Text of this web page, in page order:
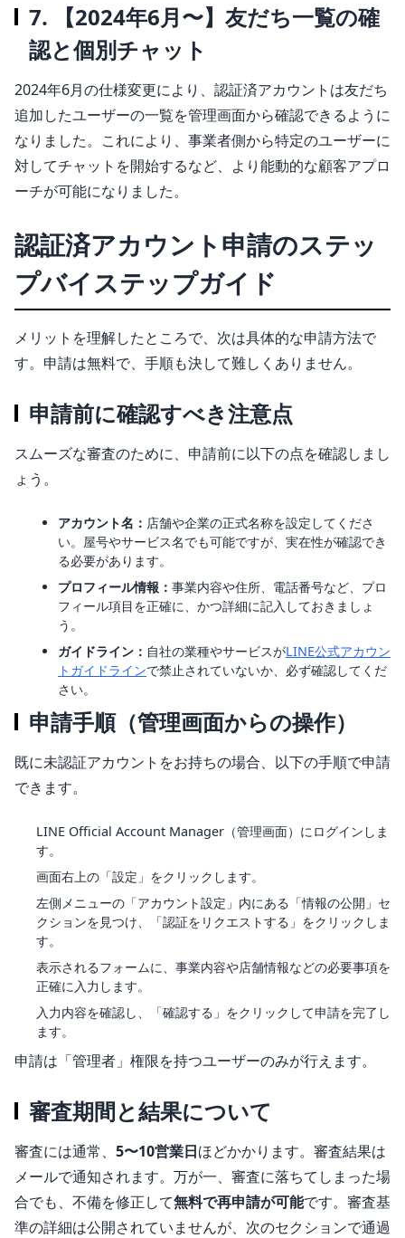
7. 【2024年6月〜】友だち一覧の確
認と個別チャット
2024年6月の仕様変更により、認証済アカウントは友だち
追加したユーザーの一覧を管理画面から確認できるように
なりました。これにより、事業者側から特定のユーザーに
対してチャットを開始するなど、より能動的な顧客アプロ
ーチが可能になりました。
認証済アカウント申請のステッ
プバイステップガイド
メリットを理解したところで、次は具体的な申請方法で
す。申請は無料で、手順も決して難しくありません。
申請前に確認すべき注意点
スムーズな審査のために、申請前に以下の点を確認しまし
ょう。
アカウント名： 店舗や企業の正式名称を設定してくださ
い。屋号やサービス名でも可能ですが、実在性が確認でき
る必要があります。
プロフィール情報： 事業内容や住所、電話番号など、プロ
フィール項目を正確に、かつ詳細に記入しておきましょ
う。
ガイドライン： 自社の業種やサービスがLINE公式アカウン
トガイドラインで禁止されていないか、必ず確認してくだ
さい。
申請手順（管理画面からの操作）
既に未認証アカウントをお持ちの場合、以下の手順で申請
できます。
LINE Official Account Manager（管理画面）にログインしま
す。
画面右上の「設定」をクリックします。
左側メニューの「アカウント設定」内にある「情報の公開」セ
クションを見つけ、「認証をリクエストする」をクリックしま
す。
表示されるフォームに、事業内容や店舗情報などの必要事項を
正確に入力します。
入力内容を確認し、「確認する」をクリックして申請を完了し
ます。
申請は「管理者」権限を持つユーザーのみが行えます。
審査期間と結果について
審査には通常、 5〜10営業日ほどかかります。審査結果は
メールで通知されます。万が一、審査に落ちてしまった場
合でも、不備を修正して無料で再申請が可能です。審査基
準の詳細は公開されていませんが、次のセクションで通過